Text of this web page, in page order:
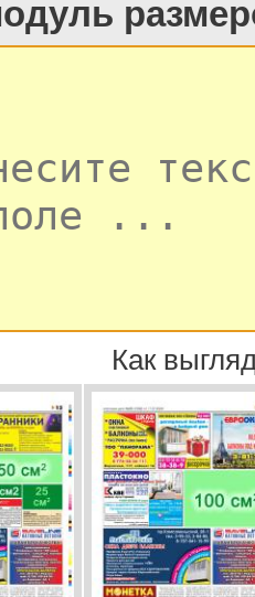
Как